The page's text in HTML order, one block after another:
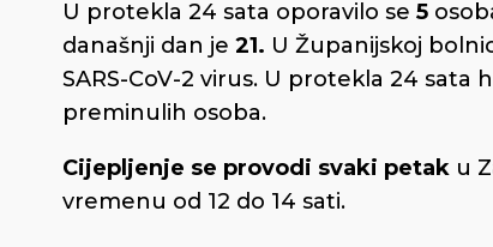
U protekla 24 sata oporavilo se 5
današnji dan je 21. U Županijskoj
SARS-CoV-2 virus. U protekla 24
preminulih osoba.
Cijepljenje se provodi svaki petak u
vremenu od 12 do 14 sati.